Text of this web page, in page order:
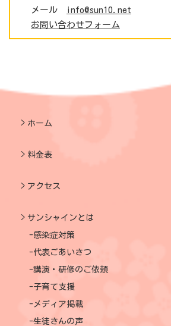
メール
info@sun10.net
お問い合わせフォーム
ホーム
料金表
アクセス
サンシャインとは
感染症対策
代表ごあいさつ
講演・研修のご依頼
子育て支援
メディア掲載
生徒さんの声